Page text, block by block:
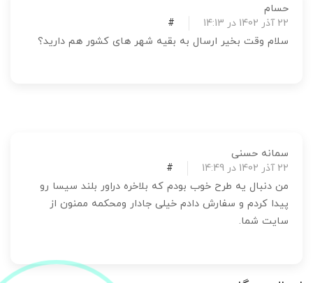
حسام
22 آذر 1402 در 14:13 #
سلام وقت بخیر ارسال به بقیه شهر های کشور هم دارید؟
سمانه حسنی
22 آذر 1402 در 14:49 #
من دنبال یه طرح خوب بودم که بلاخره دراور بلند سیسا رو
پیدا کردم و سفارش دادم خیلی جادار ومحکمه ممنون از
سایت شما.